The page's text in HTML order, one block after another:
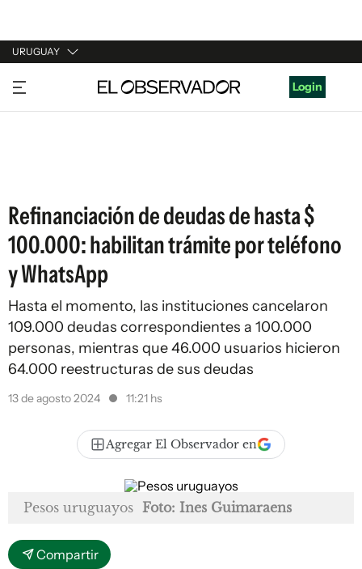
URUGUAY
URUGUAY
ARGENTINA
Login
Refinanciación de deudas de hasta $
100.000: habilitan trámite por teléfono
y WhatsApp
Hasta el momento, las instituciones cancelaron
109.000 deudas correspondientes a 100.000
personas, mientras que 46.000 usuarios hicieron
64.000 reestructuras de sus deudas
13 de agosto 2024 11:21 hs
Agregar El Observador en
Pesos uruguayos Foto: Ines Guimaraens
Compartir